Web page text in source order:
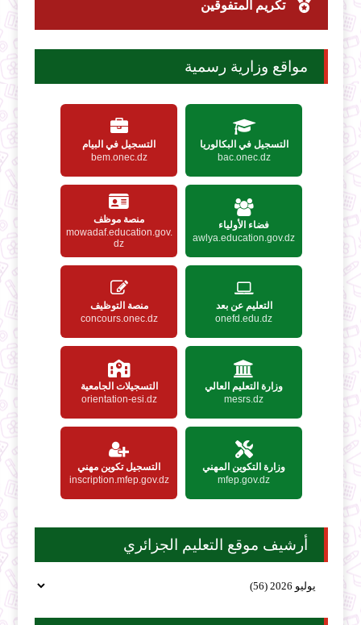
تكريم المتفوقين
مواقع وزارية رسمية
التسجيل في البكالوريا
bac.onec.dz
التسجيل في البيام
bem.onec.dz
فضاء الأولياء
awlya.education.gov.dz
منصة موظف
mowadaf.education.gov.
dz
التعليم عن بعد
onefd.edu.dz
منصة التوظيف
concours.onec.dz
وزارة التعليم العالي
mesrs.dz
التسجيلات الجامعية
orientation-esi.dz
وزارة التكوين المهني
mfep.gov.dz
التسجيل تكوين مهني
inscription.mfep.gov.dz
أرشيف موقع التعليم الجزائري